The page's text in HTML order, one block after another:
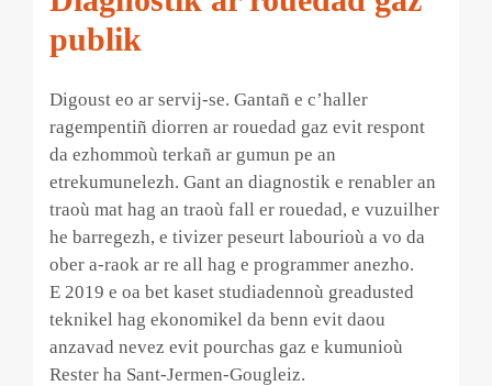
publik
Digoust eo ar servij-se. Gantañ e c’haller
ragempentiñ diorren ar rouedad gaz evit respont
da ezhommoù terkañ ar gumun pe an
etrekumunelezh. Gant an diagnostik e renabler an
traoù mat hag an traoù fall er rouedad, e vuzuilher
he barregezh, e tivizer peseurt labourioù a vo da
ober a-raok ar re all hag e programmer anezho.
E 2019 e oa bet kaset studiadennoù greadusted
teknikel hag ekonomikel da benn evit daou
anzavad nevez evit pourchas gaz e kumunioù
Rester ha Sant-Jermen-Gougleiz.